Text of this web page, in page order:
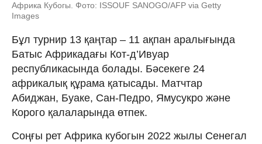
Африка Кубогы. Фото: ISSOUF SANOGO/AFP via Getty
Images
Бұл турнир 13 қаңтар – 11 ақпан аралығында
Батыс Африкадағы Кот-д’Ивуар
республикасында болады. Бәсекеге 24
африкалық құрама қатысады. Матчтар
Абиджан, Буаке, Сан-Педро, Ямусукро және
Корого қалаларында өтпек.
Соңғы рет Африка кубогын 2022 жылы Сенегал